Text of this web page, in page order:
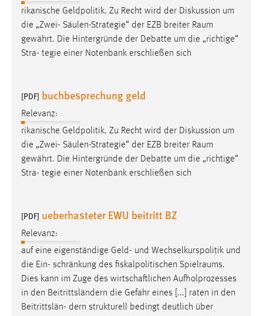
rikanische Geldpolitik. Zu Recht wird der Diskussion um
die „Zwei- Säulen-Strategie“ der EZB breiter Raum
gewährt. Die Hintergründe der Debatte um die „richtige“
Stra- tegie einer Notenbank erschließen sich
[PDF] buchbesprechung geld
Relevanz:
rikanische Geldpolitik. Zu Recht wird der Diskussion um
die „Zwei- Säulen-Strategie“ der EZB breiter Raum
gewährt. Die Hintergründe der Debatte um die „richtige“
Stra- tegie einer Notenbank erschließen sich
[PDF] ueberhasteter EWU beitritt BZ
Relevanz:
auf eine eigenständige Geld- und Wechselkurspolitik und
die Ein- schränkung des fiskalpolitischen Spielraums.
Dies kann im Zuge des wirtschaftlichen Aufholprozesses
in den Beitrittsländern die Gefahr eines [...] raten in den
Beitrittslän- dern strukturell bedingt deutlich über